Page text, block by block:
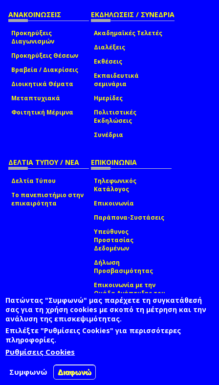
ΑΝΑΚΟΙΝΩΣΕΙΣ
Προκηρύξεις
Διαγωνισμών
Προκηρύξεις Θέσεων
Βραβεία / Διακρίσεις
Διοικητικά Θέματα
Μεταπτυχιακά
Φοιτητική Μέριμνα
ΕΚΔΗΛΩΣΕΙΣ / ΣΥΝΕΔΡΙΑ
Ακαδημαϊκές Τελετές
Διαλέξεις
Εκθέσεις
Εκπαιδευτικά
σεμινάρια
Ημερίδες
Πολιτιστικές
Εκδηλώσεις
Συνέδρια
ΔΕΛΤΙΑ ΤΥΠΟΥ / ΝΕΑ
Δελτία Τύπου
Το πανεπιστήμιο στην
επικαιρότητα
ΕΠΙΚΟΙΝΩΝΙΑ
Τηλεφωνικός
Κατάλογος
Επικοινωνία
Παράπονα-Συστάσεις
Υπεύθυνος
Προστασίας
Δεδομένων
Δήλωση
Προσβασιμότητας
Επικοινωνία με την
Ομάδα Ανάπτυξης του
site(link sends e-mail)
© ΠΑΝΕΠΙΣΤΗΜΙΟ ΑΙΓΑΙΟΥ ΟΡΟΙ ΧΡΗΣΗΣ
ΟΜΑΔΑ ΑΝΑΠΤΥΞΗΣ
Πατώντας "Συμφωνώ" μας παρέχετε τη συγκατάθεσή
σας για τη χρήση cookies με σκοπό τη μέτρηση και την
ανάλυση της επισκεψιμότητας.
Επιλέξτε "Ρυθμίσεις Cookies" για περισσότερες
πληροφορίες.
Ρυθμίσεις Cookies
Συμφωνώ Διαφωνώ